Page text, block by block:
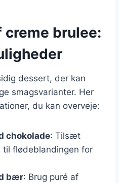
creme brulee:
dessert, der kan
smagsvarianter. Her
du kan overveje:
chokolade: Tilsæt
til flødeblandingen for
bær: Brug puré af